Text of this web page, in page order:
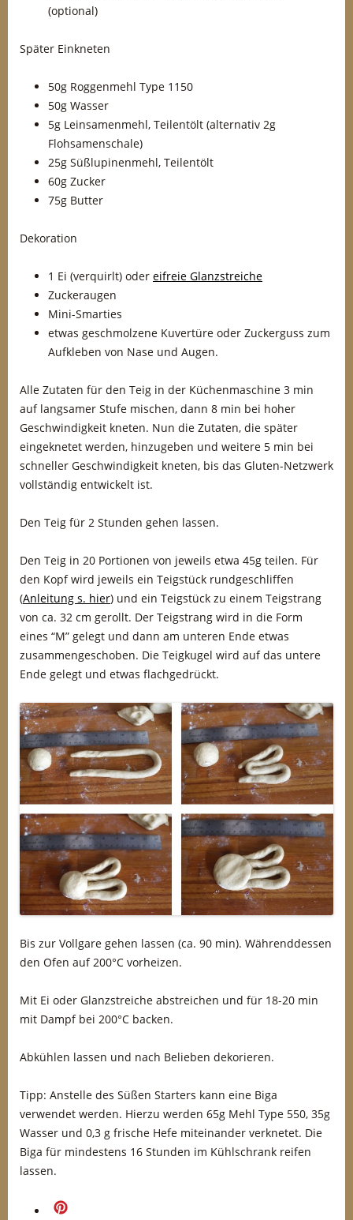
(optional)
Später Einkneten
50g Roggenmehl Type 1150
50g Wasser
5g Leinsamenmehl, Teilentölt (alternativ 2g
Flohsamenschale)
25g Süßlupinenmehl, Teilentölt
60g Zucker
75g Butter
Dekoration
1 Ei (verquirlt) oder eifreie Glanzstreiche
Zuckeraugen
Mini-Smarties
etwas geschmolzene Kuvertüre oder Zuckerguss zum
Aufkleben von Nase und Augen.
Alle Zutaten für den Teig in der Küchenmaschine 3 min
auf langsamer Stufe mischen, dann 8 min bei hoher
Geschwindigkeit kneten. Nun die Zutaten, die später
eingeknetet werden, hinzugeben und weitere 5 min bei
schneller Geschwindigkeit kneten, bis das Gluten-Netzwerk
vollständig entwickelt ist.
Den Teig für 2 Stunden gehen lassen.
Den Teig in 20 Portionen von jeweils etwa 45g teilen. Für
den Kopf wird jeweils ein Teigstück rundgeschliffen
(Anleitung s. hier) und ein Teigstück zu einem Teigstrang
von ca. 32 cm gerollt. Der Teigstrang wird in die Form
eines “M” gelegt und dann am unteren Ende etwas
zusammengeschoben. Die Teigkugel wird auf das untere
Ende gelegt und etwas flachgedrückt.
Bis zur Vollgare gehen lassen (ca. 90 min). Währenddessen
den Ofen auf 200°C vorheizen.
Mit Ei oder Glanzstreiche abstreichen und für 18-20 min
mit Dampf bei 200°C backen.
Abkühlen lassen und nach Belieben dekorieren.
Tipp: Anstelle des Süßen Starters kann eine Biga
verwendet werden. Hierzu werden 65g Mehl Type 550, 35g
Wasser und 0,3 g frische Hefe miteinander verknetet. Die
Biga für mindestens 16 Stunden im Kühlschrank reifen
lassen.